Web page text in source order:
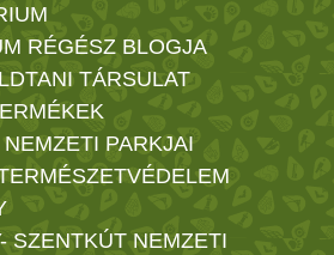
RÉGÉSZ BLOGJA
TÁRSULAT
PARKJAI
SZENTKÚT NEMZETI